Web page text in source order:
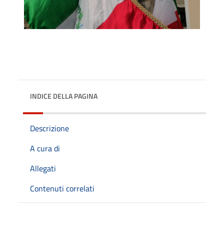
INDICE DELLA PAGINA
Descrizione
A cura di
Allegati
Contenuti correlati